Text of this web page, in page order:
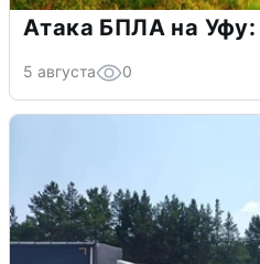
Атака БПЛА на
5 августа 0